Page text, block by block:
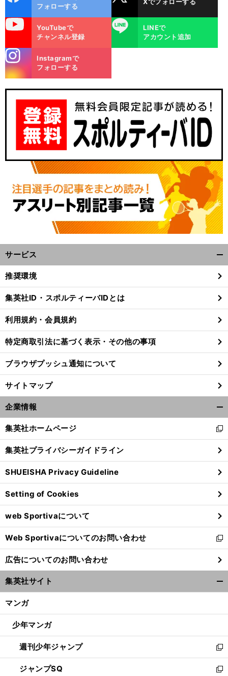
ok
フォローする
YouTubeで
チャンネル登録
LINE
LINEで
アカウント追加
m
Instagramで
フォローする
サービス
閉
る
推奨環境
集英社ID・スポルティーバIDとは
利用規約・会員規約
特定商取引法に基づく表示・その他の事項
ブラウザプッシュ通知について
サイトマップ
企業情報
閉
る
集英社ホームページ
新
し
い
ウ
ィ
ン
ド
ウ
で
開
く
集英社プライバシーガイドライン
SHUEISHA Privacy Guideline
Setting of Cookies
web Sportivaについて
Web Sportivaについてのお問い合わせ
新
し
い
ウ
ィ
ン
ウ
開
く
広告についてのお問い合わせ
集英社サイト
マンガ
少年マンガ
週刊少年ジャンプ
新
し
い
ジャンプSQ
新